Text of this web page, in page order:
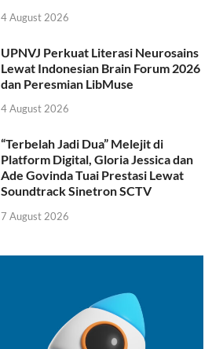
4 August 2026
UPNVJ Perkuat Literasi Neurosains
Lewat Indonesian Brain Forum 2026
dan Peresmian LibMuse
4 August 2026
“Terbelah Jadi Dua” Melejit di
Platform Digital, Gloria Jessica dan
Ade Govinda Tuai Prestasi Lewat
Soundtrack Sinetron SCTV
7 August 2026